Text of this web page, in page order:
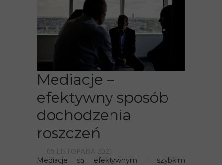
Mediacje –
efektywny sposób
dochodzenia
roszczeń
05 LISTOPADA 2021
Mediacje są efektywnym i szybkim